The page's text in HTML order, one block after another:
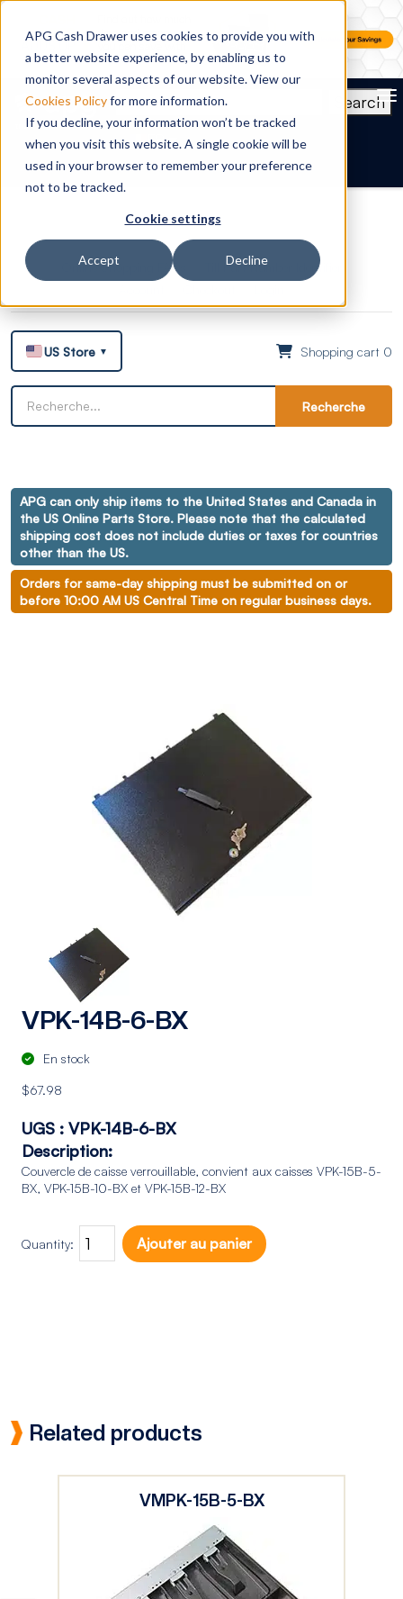
APG Cash Drawer uses cookies to provide you with
a better website experience, by enabling us to
monitor several aspects of our website. View our
Cookies Policyfor more information.
If you decline, your information won’t be tracked
when you visit this website. A single cookie will be
used in your browser to remember your preference
not to be tracked.
Cookie settings
Accept Decline
Search
FR
Online Shopping FAQs
Till Part Number Identifier
Recherche
US Store ▼ Shopping cart 0
APG can only ship items to the United States and Canada in
the US Online Parts Store. Please note that the calculated
shipping cost does not include duties or taxes for countries
other than the US.
Orders for same-day shipping must be submitted on or
before 10:00 AM US Central Time on regular business days.
VPK-14B-6-BX
En stock
$67.98
UGS : VPK-14B-6-BX
Description:
Couvercle de caisse verrouillable, convient aux caisses VPK-15B-5-
BX, VPK-15B-10-BX et VPK-15B-12-BX
Quantity: Ajouter au panier
Related products
VMPK-15B-5-BX